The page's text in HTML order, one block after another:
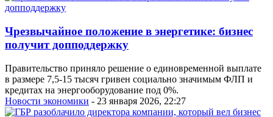
Чрезвычайное положение в энергетике: бизнес
получит допподдержку
Правительство приняло решение о единовременной выплате
в размере 7,5-15 тысяч гривен социально значимым ФЛП и
кредитах на энергооборудование под 0%.
Новости экономики - 23 января 2026, 22:27